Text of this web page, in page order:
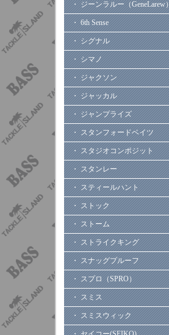
・ ジーンラルー（GeneLarew）
・ 6th Sense
・ シグナル
・ シマノ
・ ジャクソン
・ ジャッカル
・ ジャンプライズ
・ スタンフォードベイツ
・ スタジオコンポジット
・ スタンレー
・ スティールハント
・ ストック
・ ストーム
・ ストライクキング
・ スナッグプルーフ
・ スプロ（SPRO）
・ スミス
・ スミスウィック